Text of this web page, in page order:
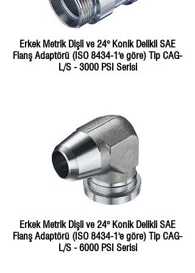
Erkek Metrik Dişli ve 24° Konik Delikli SAE
Flanş Adaptörü (ISO 8434-1'e göre) Tip CAG-
L/S - 3000 PSI Serisi
Erkek Metrik Dişli ve 24° Konik Delikli SAE
Flanş Adaptörü (ISO 8434-1'e göre) Tip CAG-
L/S - 6000 PSI Serisi